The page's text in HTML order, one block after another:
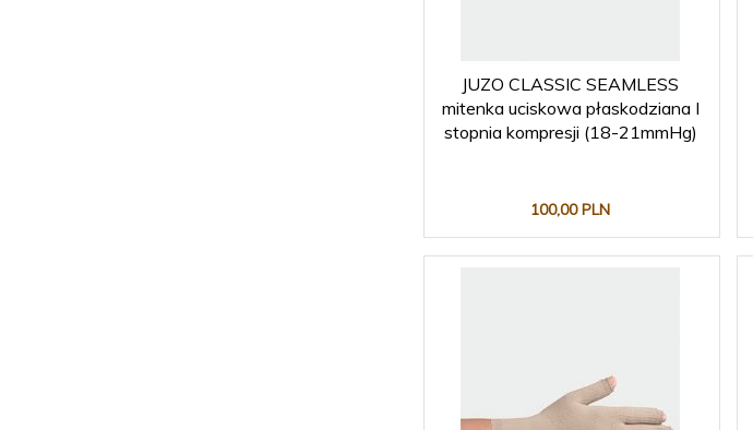
JUZO CLASSIC SEAMLESS
mitenka uciskowa płaskodziana I
stopnia kompresji (18-21mmHg)
100,00 PLN